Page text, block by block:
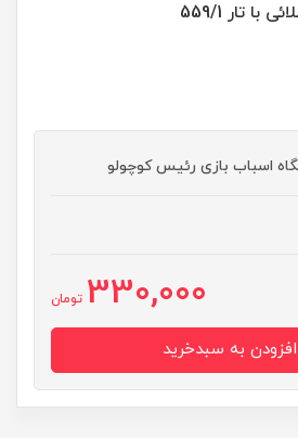
تار 559/1
اسباب بازی رئیس کوچولو
330,000 تومان